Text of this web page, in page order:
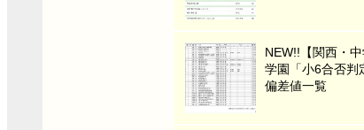
NEW!!【関西・
学園「小6合否判
偏差値一覧